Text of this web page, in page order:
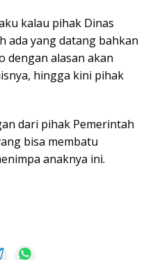
kalau pihak Dinas
ada yang datang bahkan
dengan alasan akan
hingga kini pihak
dari pihak Pemerintah
bisa membatu
anaknya ini.